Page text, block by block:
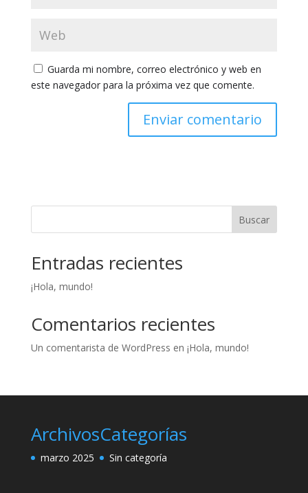
Guarda mi nombre, correo electrónico y web en
este navegador para la próxima vez que comente.
Buscar
Entradas recientes
¡Hola, mundo!
Comentarios recientes
Un comentarista de WordPress en ¡Hola, mundo!
Archivos
marzo 2025
Categorías
Sin categoría